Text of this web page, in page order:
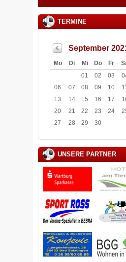
TERMINE
September
Mo Di Mi Do Fr
01
02 03
06
07 08 09 10
13
14 15 16 17
20
21 22 23 24
27
28 29 30
UNSERE PARTNER